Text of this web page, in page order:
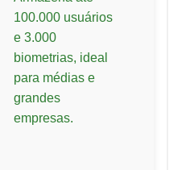
100.000 usuários
e 3.000
biometrias, ideal
para médias e
grandes
empresas.